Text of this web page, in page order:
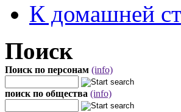
К домашней
Поиск
Поиск по персонам (info)
поиск по общества (info)